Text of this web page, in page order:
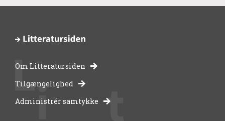
-
bibliotekernes
Om Litteratursiden
Tilgængelighed
Administrér samtykke